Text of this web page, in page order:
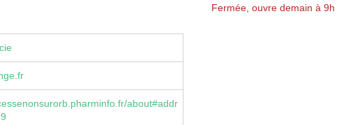
about#addr
Fermée, ouvre demain à 9h